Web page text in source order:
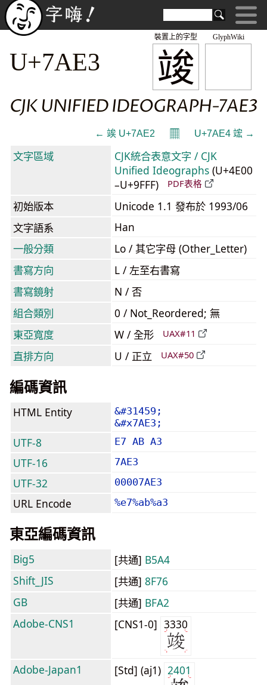
GlyphWiki
竣
裝置上的字型
U+7AE3
CJK UNIFIED IDEOGRAPH-7AE3
← 竢 U+7AE2 𝄜 U+7AE4 竤 →
文字區域
CJK統合表意文字 / CJK
Unified Ideographs (U+4E00
–U+9FFF)
PDF表格
初始版本
Unicode 1.1 發布於 1993/06
文字語系
Han
一般分類
Lo / 其它字母 (Other_Letter)
書寫方向
L / 左至右書寫
書寫鏡射
N / 否
組合類別
0 / Not_Reordered; 無
東亞寬度
W / 全形 UAX#11
直排方向 U / 正立 UAX#50
編碼資訊
HTML Entity
&#31459;
&#x7AE3;
UTF-8 E7 AB A3
UTF-16 7AE3
UTF-32 00007AE3
URL Encode %e7%ab%a3
東亞編碼資訊
Big5 [共通] B5A4
Shift_JIS
[共通] 8F76
GB
[共通] BFA2
Adobe-CNS1
[CNS1-0] 3330
Adobe-Japan1 [Std] (aj1) 2401